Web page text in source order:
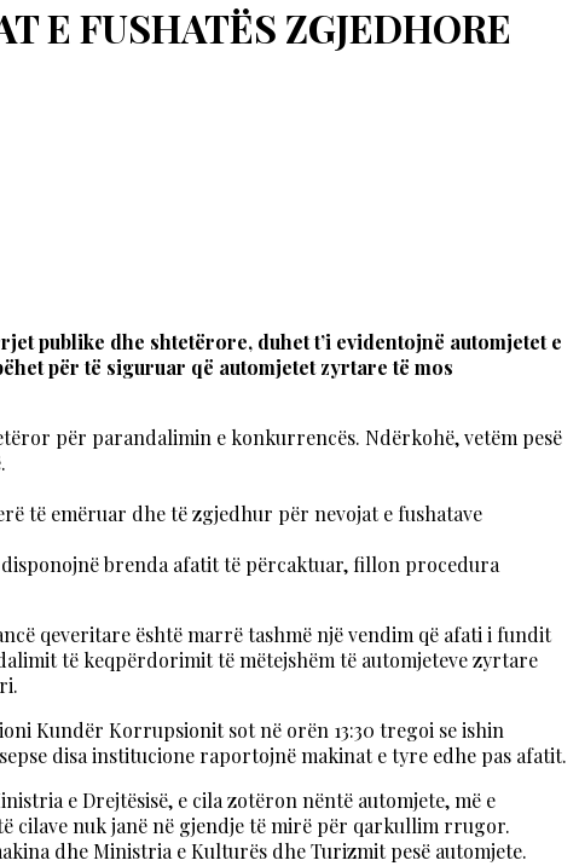
E FUSHATËS ZGJEDHORE
publike dhe shtetërore, duhet t’i evidentojnë automjetet e
për të siguruar që automjetet zyrtare të mos
për parandalimin e konkurrencës. Ndërkohë, vetëm pesë
të emëruar dhe të zgjedhur për nevojat e fushatave
brenda afatit të përcaktuar, fillon procedura
qeveritare është marrë tashmë një vendim që afati i fundit
të keqpërdorimit të mëtejshëm të automjeteve zyrtare
Kundër Korrupsionit sot në orën 13:30 tregoi se ishin
disa institucione raportojnë makinat e tyre edhe pas afatit.
e Drejtësisë, e cila zotëron nëntë automjete, më e
cilave nuk janë në gjendje të mirë për qarkullim rrugor.
dhe Ministria e Kulturës dhe Turizmit pesë automjete.